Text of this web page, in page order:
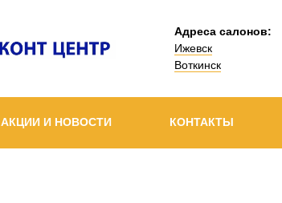
Адреса салонов:
Ижевск
Воткинск
АКЦИИ И НОВОСТИ КОНТАКТЫ